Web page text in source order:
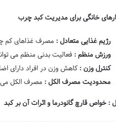
خانگی برای مدیریت کبد چرب
رژیم غذایی متعادل : مصرف غذاهای کم
ورزش منظم :فعالیت بدنی منظم می
کنترل وزن :کاهش وزن در افراد دارای
محدودیت مصرف الکل : مصرف الکل می
: خواص قارچ گانودرما و اثرات آن بر کبد